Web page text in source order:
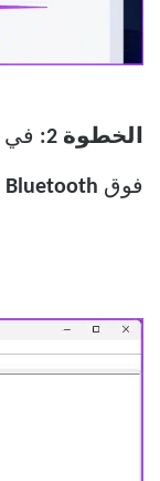
الخطوة 2: في
فوق Bluetooth